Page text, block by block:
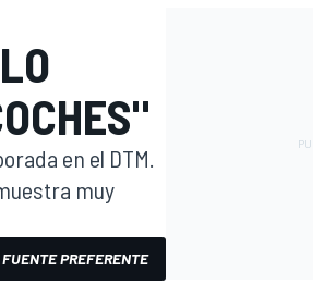
en el DTM.
muy
PREFERENTE